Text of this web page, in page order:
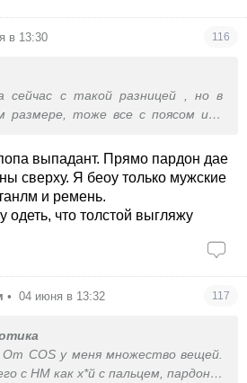
в 13:30 116
сейчас с такой разницей , но в
размере, тоже все с поясом или
это для девушки подростка
выглядит, конечно, не всегда
выпадант. Прямо пардон дае
сверху. Я беоу только мужские
и ремень.
одеть, что толстой выгляжу
• 04 июня в 13:32 117
От СОS у меня множество вещей.
с НМ как х*й с пальцем, пардон.